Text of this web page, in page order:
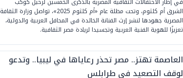
الشرق أم كلثوم، وتحت مظلة عام «أم كلثوم 2025»، تواصل وزارة الثقافة
المصرية جهودها لنشر إرث الفنانة الخالدة في المحافل العربية والدولية،
تعزيزًا للهوية الفنية العربية وتجسيدا لريادة مصر الثقافية.
العاصمة تهتز.. مصر تحذر رعاياها في ليبيا.. وتدعو
لوقف التصعيد في طرابلس